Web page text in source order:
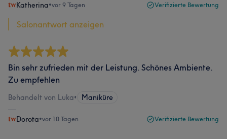
Katherina•vor 9 Tagen Verifizierte Bewertung
Salonantwort anzeigen
Bin sehr zufrieden mit der Leistung. Schönes Ambiente.
Zu empfehlen
Behandelt von Luka• Maniküre
Dorota•vor 10 Tagen Verifizierte Bewertung